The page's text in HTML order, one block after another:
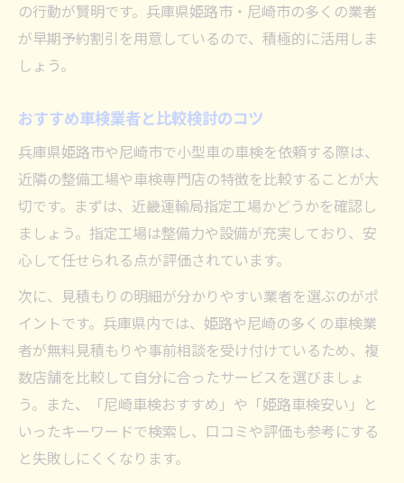
の行動が賢明です。兵庫県姫路市・尼崎市の多くの業者
が早期予約割引を用意しているので、積極的に活用しま
しょう。
おすすめ車検業者と比較検討のコツ
兵庫県姫路市や尼崎市で小型車の車検を依頼する際は、
近隣の整備工場や車検専門店の特徴を比較することが大
切です。まずは、近畿運輸局指定工場かどうかを確認し
ましょう。指定工場は整備力や設備が充実しており、安
心して任せられる点が評価されています。
次に、見積もりの明細が分かりやすい業者を選ぶのがポ
イントです。兵庫県内では、姫路や尼崎の多くの車検業
者が無料見積もりや事前相談を受け付けているため、複
数店舗を比較して自分に合ったサービスを選びましょ
う。また、「尼崎車検おすすめ」や「姫路車検安い」と
いったキーワードで検索し、口コミや評価も参考にする
と失敗しにくくなります。